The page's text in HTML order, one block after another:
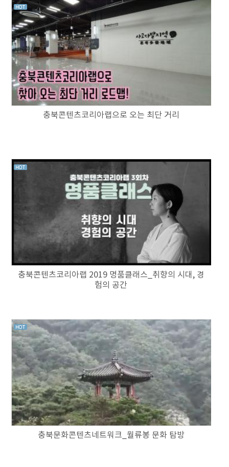
충북콘텐츠코리아랩으로 오는 최단 거리
충북콘텐츠코리아랩 2019 명품클래스_취향의 시대, 경
험의 공간
충북문화콘텐츠네트워크_월류봉 문화 탐방